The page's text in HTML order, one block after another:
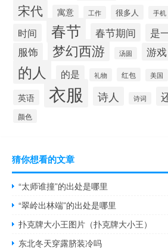
宋代 寓意 工作 很多人 手机
时间 春节 春节期间 是
服饰 梦幻西游 汤圆 游戏
的人 的是 礼物 红包 美国
英语 衣服 诗人 诗词
颜色
猜你想看的文章
“太师谁撞”的出处是哪里
“翠岭出林端”的出处是哪里
扑克牌大小王图片（扑克牌大小王）
东北冬天穿露脐装冷吗